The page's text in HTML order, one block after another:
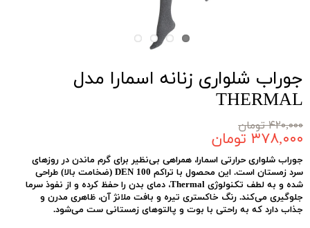
جوراب شلواری زنانه اسمارا مدل
THERMAL
۴۲۰,۰۰۰ تومان
۳۷۸,۰۰۰ تومان
جوراب شلواری حرارتی اسمارا، همراهی بی‌نظیر برای گرم ماندن در روزهای
سرد زمستان است. این محصول با تراکم 100 DEN
(ضخامت بالا) طراحی
شده و به لطف تکنولوژیThermal، دمای بدن را حفظ کرده و از نفوذ سرما
جلوگیری می‌کند. رنگ خاکستری تیره و بافت ملانژ آن، ظاهری مدرن و
جذاب دارد که به راحتی با بوت و پالتوهای زمستانی ست می‌شود.